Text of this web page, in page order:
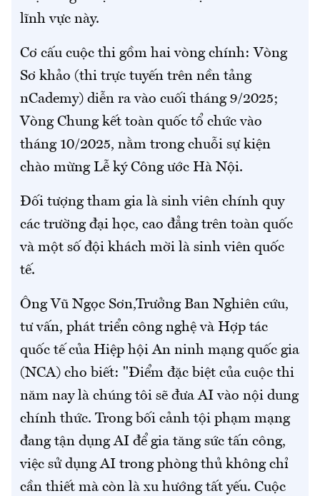
lĩnh vực này.
Cơ cấu cuộc thi gồm hai vòng chính: Vòng
Sơ khảo (thi trực tuyến trên nền tảng
nCademy) diễn ra vào cuối tháng 9/2025;
Vòng Chung kết toàn quốc tổ chức vào
tháng 10/2025, nằm trong chuỗi sự kiện
chào mừng Lễ ký Công ước Hà Nội.
Đối tượng tham gia là sinh viên chính quy
các trường đại học, cao đẳng trên toàn quốc
và một số đội khách mời là sinh viên quốc
tế.
Ông Vũ Ngọc Sơn,Trưởng Ban Nghiên cứu,
tư vấn, phát triển công nghệ và Hợp tác
quốc tế của Hiệp hội An ninh mạng quốc gia
(NCA) cho biết: "Điểm đặc biệt của cuộc thi
năm nay là chúng tôi sẽ đưa AI vào nội dung
chính thức. Trong bối cảnh tội phạm mạng
đang tận dụng AI để gia tăng sức tấn công,
việc sử dụng AI trong phòng thủ không chỉ
cần thiết mà còn là xu hướng tất yếu. Cuộc